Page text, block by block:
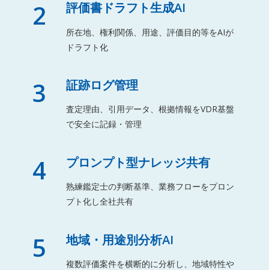
2 評価書ドラフト生成AI
所在地、権利関係、用途、評価目的等をAIが
ドラフト化
3 証跡ログ管理
査定理由、引用データ、根拠情報をVDR基盤
で安全に記録・管理
4 プロンプト型ナレッジ共有
熟練鑑定士の判断基準、業務フローをプロン
プト化し全社共有
5 地域・用途別分析AI
複数評価案件を横断的に分析し、地域特性や